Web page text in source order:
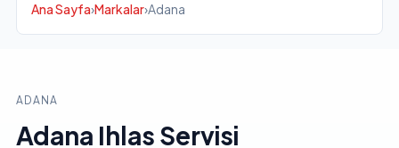
Ana Sayfa›Markalar›Adana
ADANA
Adana Ihlas Servisi